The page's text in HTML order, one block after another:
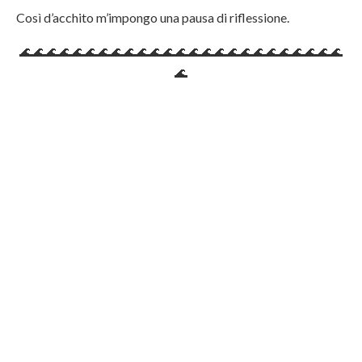
Così d’acchito m’impongo una pausa di riflessione.
🌊🌊🌊🌊🌊🌊🌊🌊🌊🌊🌊🌊🌊🌊🌊🌊🌊🌊🌊🌊🌊🌊🌊🌊🌊
🌊